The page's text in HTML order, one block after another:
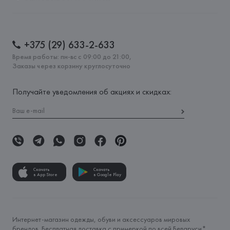
+375 (29) 633-2-633
Время работы: пн-вс с 09:00 до 21:00,
Заказы через корзину круглосуточно
Получайте уведомления об акциях и скидках:
Скачать
в App Store
Скачать
в Google Play
Интернет-магазин одежды, обуви и аксессуаров мировых